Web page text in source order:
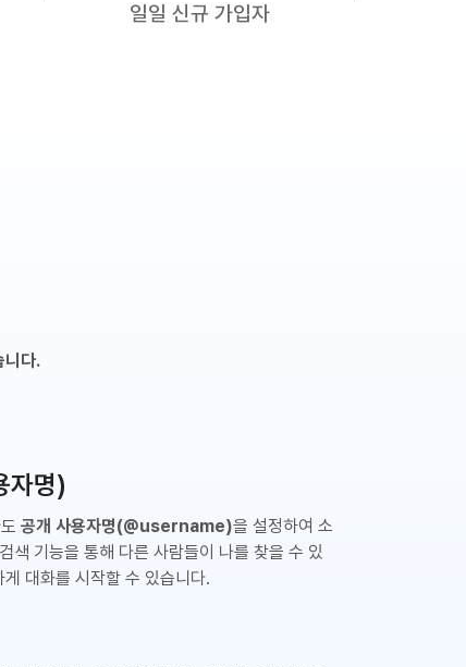
일일 신규 가입자
니다.
자명)
공개 사용자명(@username)을 설정하여 소
색 기능을 통해 다른 사람들이 나를 찾을 수 있
대화를 시작할 수 있습니다.